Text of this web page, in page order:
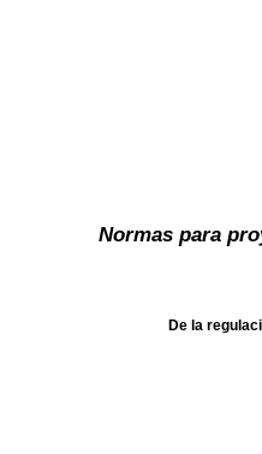
Normas para
De la